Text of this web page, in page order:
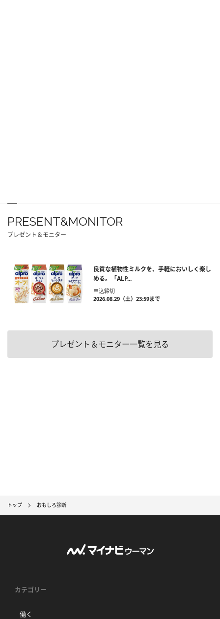
PRESENT&MONITOR
プレゼント＆モニター
良質な植物性ミルクを、手軽においしく楽し
める。「ALP...
申込締切
2026.08.29（土）23:59まで
プレゼント＆モニター一覧を見る
トップ おもしろ診断
カテゴリー
働く